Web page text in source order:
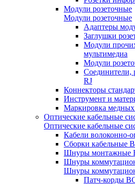
Модули розеточные
Модули розеточные
Адаптеры
Заглушки
Модули
мультимедиа
Модули
Соединители,
RJ
Коннекторы
Инструмент и
Маркировка
Оптические кабельные
Оптические кабельные
Кабели волоконно-
Сборки кабельные
Шнуры монтажные
Шнуры
Шнуры
Патч-корды